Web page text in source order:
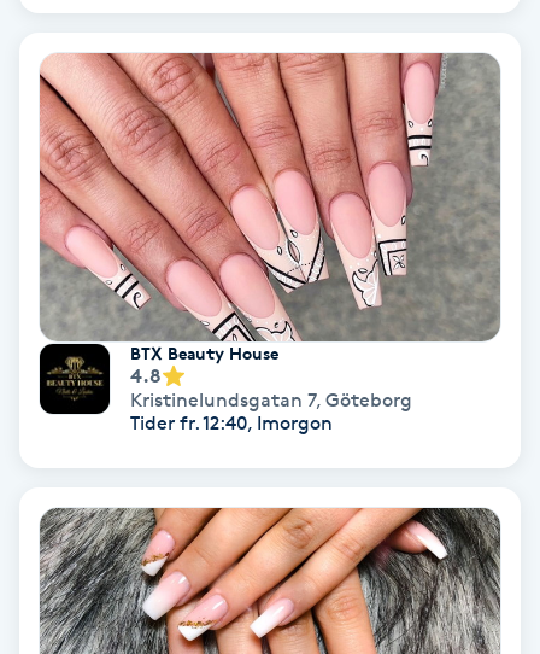
Fotsvamp
Fotvård
Fransar
Fransborttagning
Fransfärgning
Fransförlängning Megavolym
Fransförlängning Volym
Fransk manikyr
BTX Beauty House
4.8
Kristinelundsgatan 7, Göteborg
Tider fr. 12:40, Imorgon